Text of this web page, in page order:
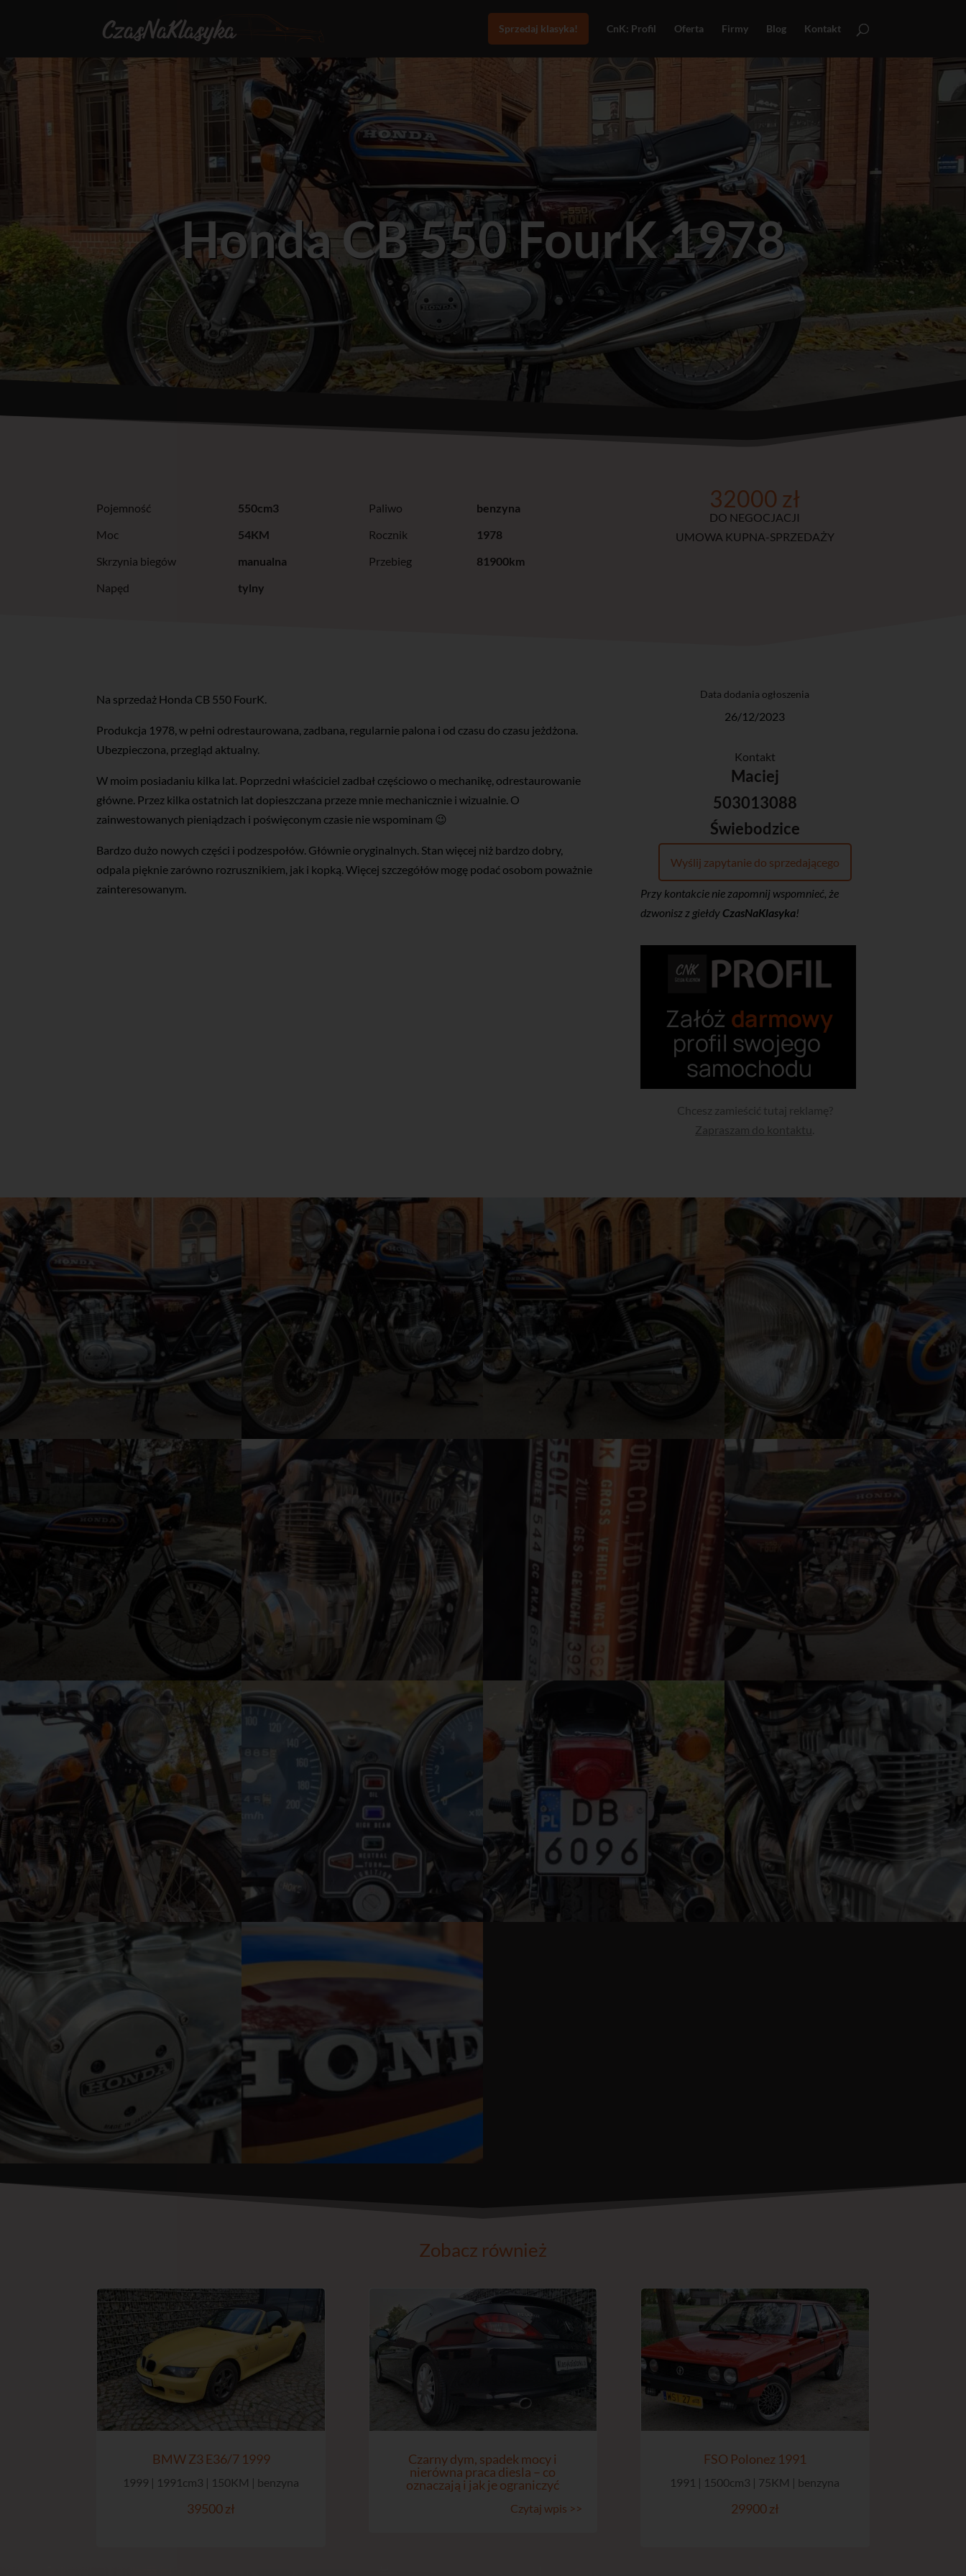
Sprzedaj klasyka! CnK: Profil Oferta Firmy Blog Kontakt
Honda CB 550 FourK 1978
Pojemność
550cm3
Moc
54KM
Skrzynia biegów
manualna
Napęd
tylny
Paliwo
benzyna
Rocznik
1978
Przebieg
81900km
32000 zł
DO NEGOCJACJI
UMOWA KUPNA-SPRZEDAŻY
Na sprzedaż Honda CB 550 FourK.
Produkcja 1978, w pełni odrestaurowana, zadbana, regularnie palona i od czasu do czasu jeżdżona.
Ubezpieczona, przegląd aktualny.
W moim posiadaniu kilka lat. Poprzedni właściciel zadbał częściowo o mechanikę, odrestaurowanie
główne. Przez kilka ostatnich lat dopieszczana przeze mnie mechanicznie i wizualnie. O
zainwestowanych pieniądzach i poświęconym czasie nie wspominam 😉
Bardzo dużo nowych części i podzespołów. Głównie oryginalnych. Stan więcej niż bardzo dobry,
odpala pięknie zarówno rozrusznikiem, jak i kopką. Więcej szczegółów mogę podać osobom poważnie
zainteresowanym.
Data dodania ogłoszenia
26/12/2023
Kontakt
Maciej
503013088
Świebodzice
Wyślij zapytanie do sprzedającego
Przy kontakcie nie zapomnij wspomnieć, że
dzwonisz z giełdy CzasNaKlasyka!
Chcesz zamieścić tutaj reklamę?
Zapraszam do kontaktu
Zobacz również
BMW Z3 E36/7 1999
1999 | 1991cm3 | 150KM | benzyna
39500 zł
Czarny dym, spadek mocy i
nierówna praca diesla – co
oznaczają i jak je ograniczyć
Czytaj wpis >>
FSO Polonez 1991
1991 | 1500cm3 | 75KM | benzyna
29900 zł